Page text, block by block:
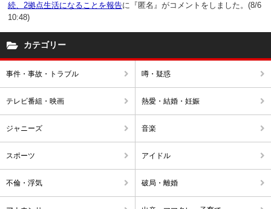
続、2拠点生活になることを報告に『匿名』がコメントをしました。(8/6
10:48)
カテゴリー
事件・事故・トラブル 噂・疑惑
テレビ番組・映画 熱愛・結婚・妊娠
ジャニーズ 音楽
スポーツ アイドル
不倫・浮気 破局・離婚